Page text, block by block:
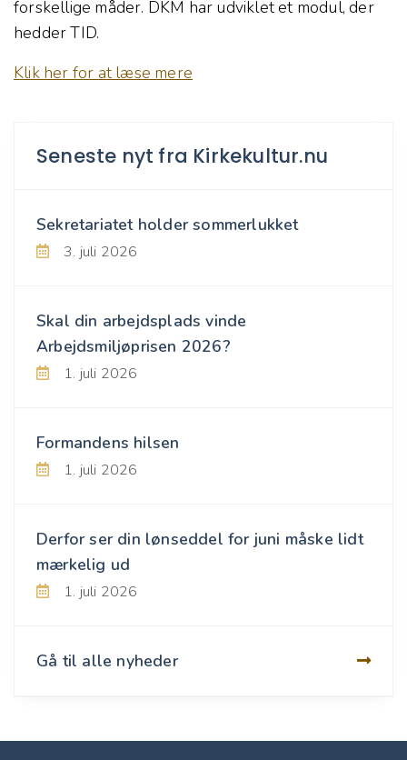
forskellige måder. DKM har udviklet et modul, der
hedder TID.
Klik her for at læse mere
Seneste nyt fra Kirkekultur.nu
Sekretariatet holder sommerlukket
3. juli 2026
Skal din arbejdsplads vinde
Arbejdsmiljøprisen 2026?
1. juli 2026
Formandens hilsen
1. juli 2026
Derfor ser din lønseddel for juni måske lidt
mærkelig ud
1. juli 2026
Gå til alle nyheder